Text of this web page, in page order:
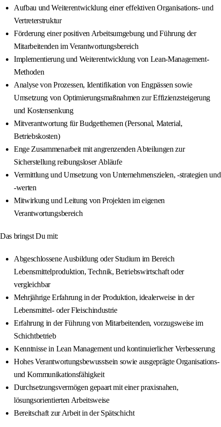
Aufbau und Weiterentwicklung einer effektiven Organisations- und
Vertreterstruktur
Förderung einer positiven Arbeitsumgebung und Führung der
Mitarbeitenden im Verantwortungsbereich
Implementierung und Weiterentwicklung von Lean-Management-
Methoden
Analyse von Prozessen, Identifikation von Engpässen sowie
Umsetzung von Optimierungsmaßnahmen zur Effizienzsteigerung
und Kostensenkung
Mitverantwortung für Budgetthemen (Personal, Material,
Betriebskosten)
Enge Zusammenarbeit mit angrenzenden Abteilungen zur
Sicherstellung reibungsloser Abläufe
Vermittlung und Umsetzung von Unternehmenszielen, -strategien und
-werten
Mitwirkung und Leitung von Projekten im eigenen
Verantwortungsbereich
Das bringst Du mit:
Abgeschlossene Ausbildung oder Studium im Bereich
Lebensmittelproduktion, Technik, Betriebswirtschaft oder
vergleichbar
Mehrjährige Erfahrung in der Produktion, idealerweise in der
Lebensmittel- oder Fleischindustrie
Erfahrung in der Führung von Mitarbeitenden, vorzugsweise im
Schichtbetrieb
Kenntnisse in Lean Management und kontinuierlicher Verbesserung
Hohes Verantwortungsbewusstsein sowie ausgeprägte Organisations-
und Kommunikationsfähigkeit
Durchsetzungsvermögen gepaart mit einer praxisnahen,
lösungsorientierten Arbeitsweise
Bereitschaft zur Arbeit in der Spätschicht